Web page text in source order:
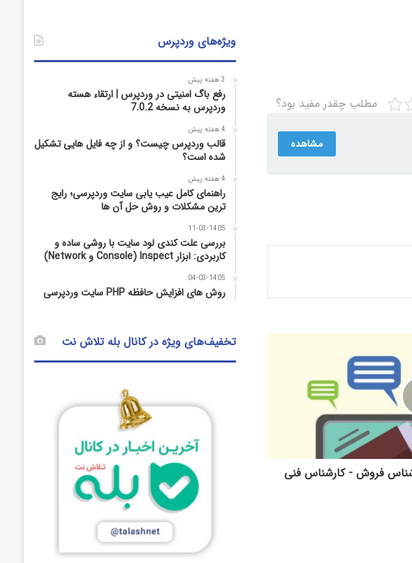
مطلب چقدر مفید بود؟
مشاهده
ویژه‌های وردپرس
3 هفته پیش
رفع باگ امنیتی در وردپرس | ارتقاء هسته
وردپرس به نسخه 7.0.2
4 هفته پیش
قالب وردپرس چیست؟ و از چه فایل­ هایی تشکیل
شده است؟
4 هفته پیش
راهنمای کامل عیب‌ یابی سایت وردپرسی؛ رایج‌
ترین مشکلات و روش حل آن‌ ها
11-03-1405
بررسی علت کندی لود سایت با روشی ساده و
کاربردی: ابزار Inspect (Console و Network)
04-03-1405
روش‌ های افزایش حافظه PHP سایت وردپرسی
تخفیف‌های ویژه در کانال بله تلاش نت